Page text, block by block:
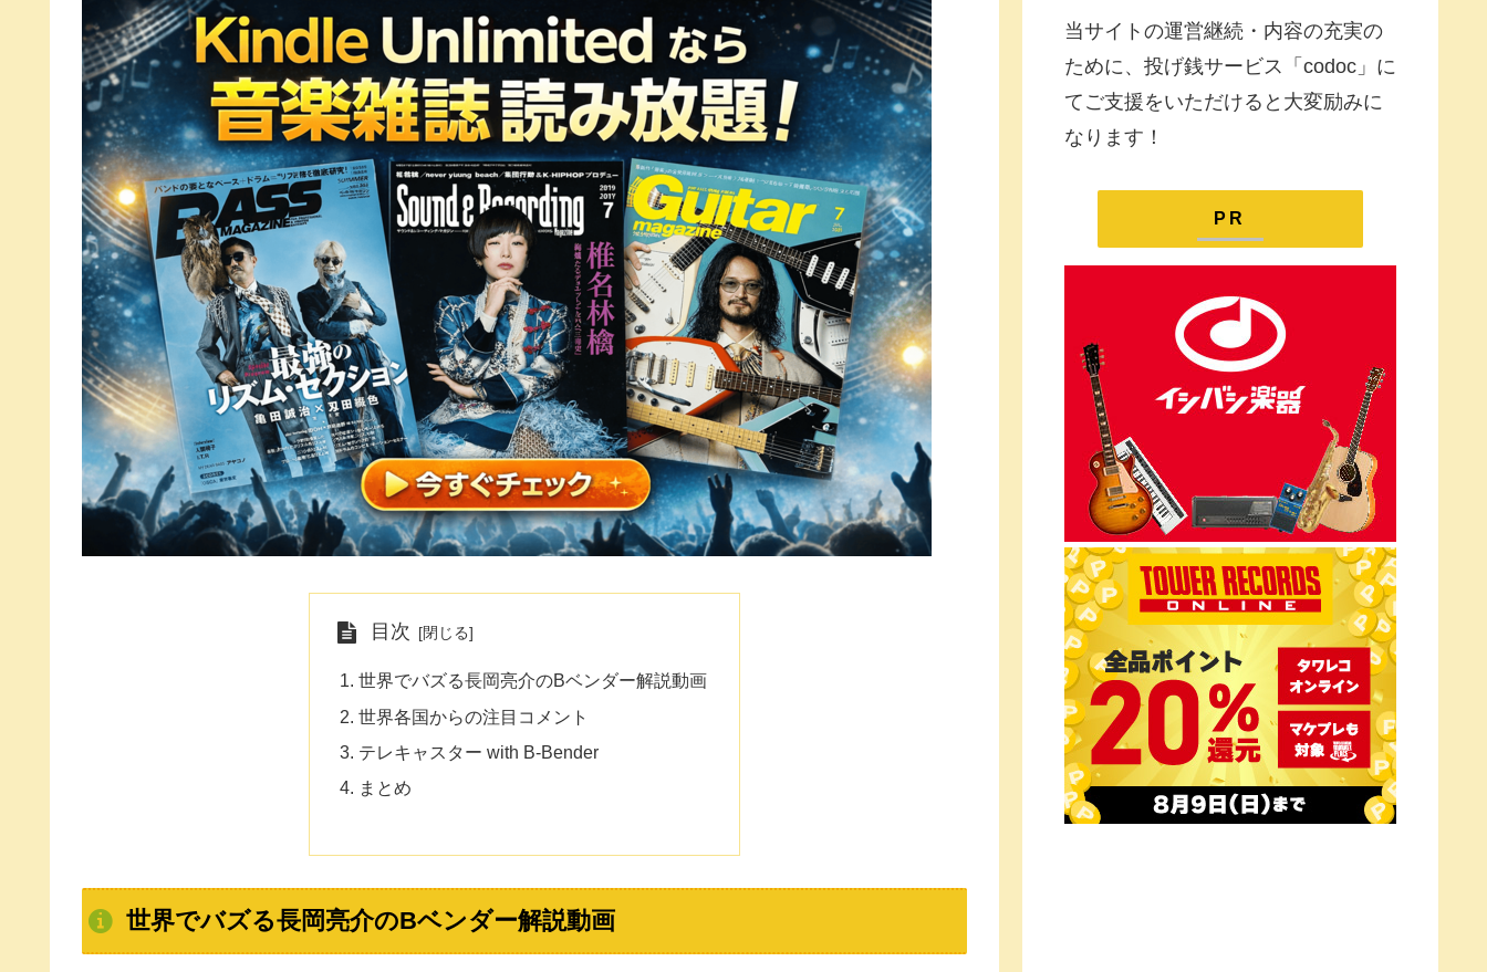
目次
世界でバズる長岡亮介のBベンダー解説動画
世界各国からの注目コメント
テレキャスター with B-Bender
まとめ
世界でバズる長岡亮介のBベンダー解説動画
当サイトの運営継続・内容の充実の
ために、投げ銭サービス「codoc」に
てご支援をいただけると大変励みに
なります！
PR